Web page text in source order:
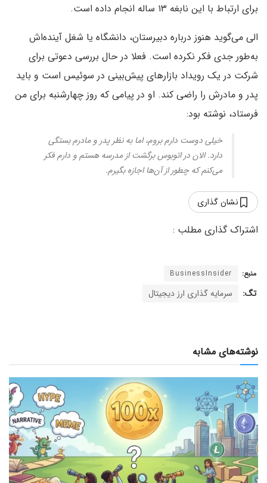
برای ارتباط با این نابغه ۱۳ ساله انجام داده است.
الی می‌گوید هنوز درباره دبیرستان، دانشگاه یا شغل آینده‌اش
به‌طور جدی فکر نکرده است. فعلا در حال بررسی دعوتی برای
شرکت در یک رویداد بازارهای پیش‌بینی در سوئیس است و باید
پدر و مادرش را راضی کند. او در پیامی که روز چهارشنبه برای من
فرستاد، نوشته بود:
خیلی دوست دارم بروم، اما به نظر پدر و مادرم بستگی
دارد. الان در اتوبوس برگشت از مدرسه هستم و دارم فکر
می‌کنم که چطور از آن‌ها اجازه بگیرم.
نشان گذاری
منبع: BusinessInsider
تگ: سرمایه گذاری ارز دیجیتال
نوشته‌های مشابه